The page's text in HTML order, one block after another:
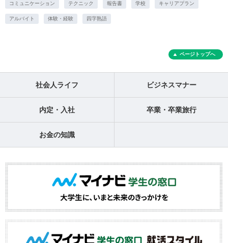
コミュニケーション テクニック 報告書 学校 キャリアプラン
アルバイト 体験・経験 四字熟語
ページトップへ
社会人ライフ ビジネスマナー
内定・入社 卒業・卒業旅行
お金の知識